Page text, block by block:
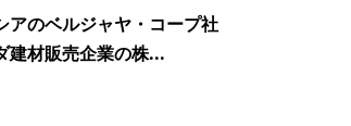
アのベルジャヤ・コープ社
建材販売企業の株...